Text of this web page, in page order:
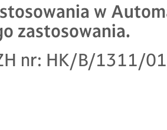
w
zastosowania.
nr: HK/B/1311/